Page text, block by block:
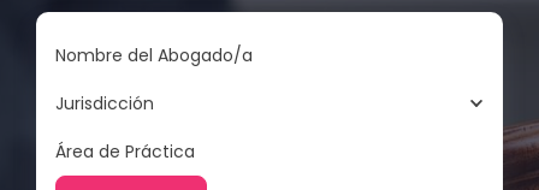
Nombre del Abogado/a
Jurisdicción
Área de Práctica